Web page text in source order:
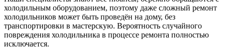
холодильным оборудованием, поэтому даже сложный ремонт
холодильников может быть проведён на дому, без
транспортировки в мастерскую. Вероятность случайного
повреждения холодильника в процессе ремонта полностью
исключается.